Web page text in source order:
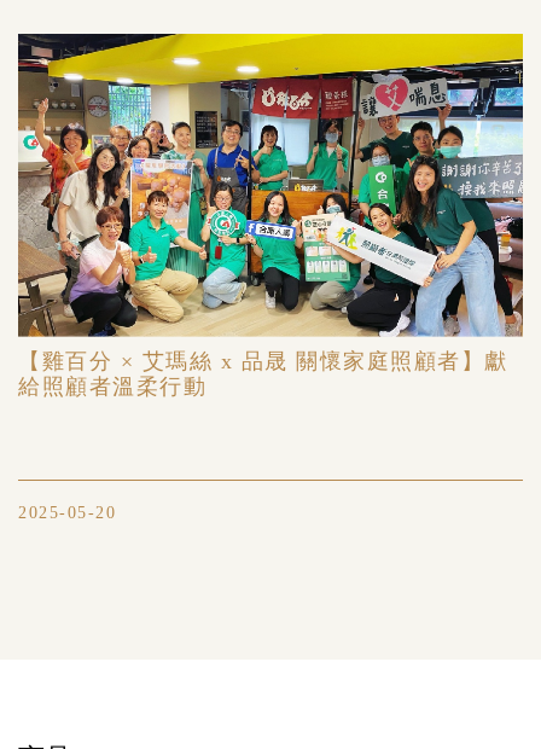
【雞百分 × 艾瑪絲 x 品晟 關懷家庭照顧者】獻
給照顧者溫柔行動
2025-05-20